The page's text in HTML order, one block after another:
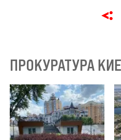
ПРОКУРАТУРА